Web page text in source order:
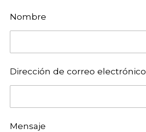
Nombre
Dirección de correo electrónico
Mensaje